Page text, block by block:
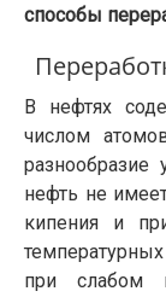
способы
В нефтях
числом
разнообразие
нефть не
кипения и
при слабом